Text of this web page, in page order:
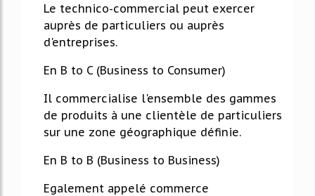
Le technico-commercial peut exercer
auprès de particuliers ou auprès
d'entreprises.
En B to C (Business to Consumer)
Il commercialise l'ensemble des gammes
de produits à une clientèle de particuliers
sur une zone géographique définie.
En B to B (Business to Business)
Egalement appelé commerce